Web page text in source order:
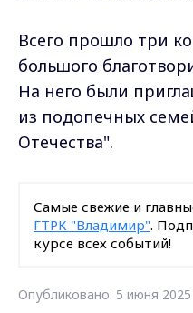
Всего прошло три
большого
На него были
из подопечных
Отечества".
Самые свежие и
ГТРК "Владимир".
курсе всех событий!
Опубликовано: 5 июня